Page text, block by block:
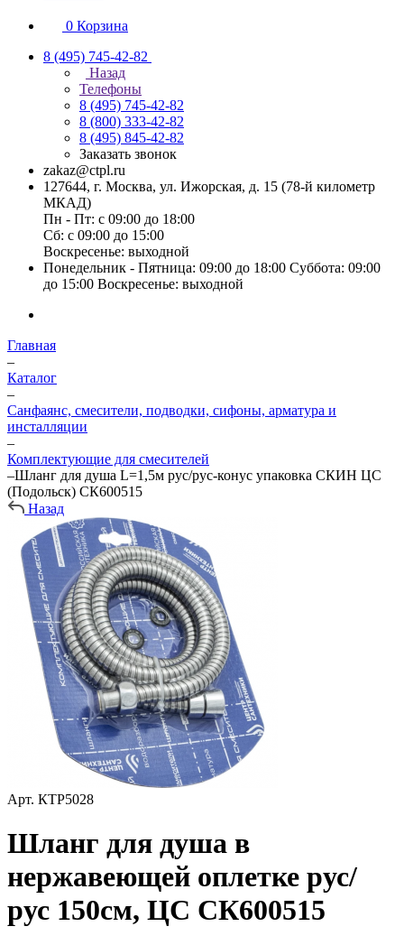
0 Корзина
8 (495) 745-42-82
Назад
Телефоны
8 (495) 745-42-82
8 (800) 333-42-82
8 (495) 845-42-82
Заказать звонок
zakaz@ctpl.ru
127644, г. Москва, ул. Ижорская, д. 15 (78-й километр
МКАД)
Пн - Пт: с 09:00 до 18:00
Сб: с 09:00 до 15:00
Воскресенье: выходной
Понедельник - Пятница: 09:00 до 18:00 Суббота: 09:00
до 15:00 Воскресенье: выходной
Главная
–
Каталог
–
Санфаянс, смесители, подводки, сифоны, арматура и
инсталляции
–
Комплектующие для смесителей
–Шланг для душа L=1,5м рус/рус-конус упаковка СКИН ЦC
(Подольск) СК600515
Назад
Арт. КТР5028
Шланг для душа в
нержавеющей оплетке рус/
рус 150см, ЦС СК600515